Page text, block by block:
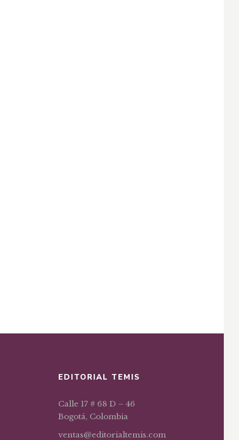
EDITORIAL TEMIS
Calle 17 # 68 D – 46
Bogotá, Colombia
ventas@editorialtemis.com